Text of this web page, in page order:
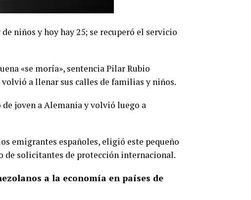
niños y hoy hay 25; se recuperó el servicio
«se moría», sentencia Pilar Rubio
a llenar sus calles de familias y niños.
de joven a Alemania y volvió luego a
emigrantes españoles, eligió este pequeño
de solicitantes de protección internacional.
a la economía en países de